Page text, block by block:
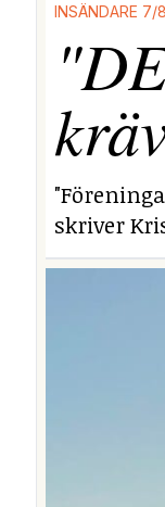
INSÄNDARE 7/8
skriver